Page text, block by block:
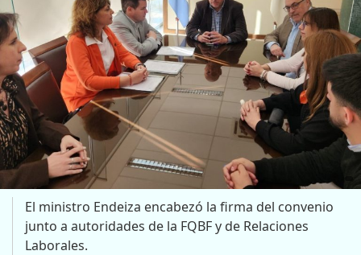
El ministro Endeiza encabezó la firma del convenio
junto a autoridades de la FQBF y de Relaciones
Laborales.